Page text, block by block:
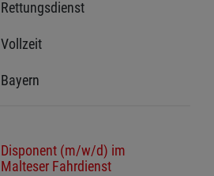
Rettungsdienst
Vollzeit
Bayern
Disponent (m/w/d) im
Malteser Fahrdienst